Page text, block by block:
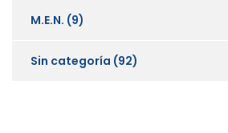
M.E.N. (9)
Sin categoría (92)